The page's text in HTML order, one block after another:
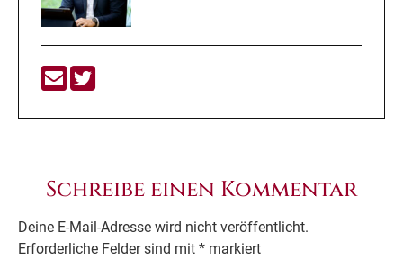
Schreibe einen Kommentar
Deine E-Mail-Adresse wird nicht veröffentlicht.
Erforderliche Felder sind mit * markiert